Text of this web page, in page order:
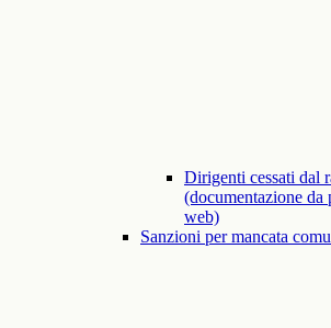
Dirigenti cessati dal
(documentazione da
web)
Sanzioni per mancata